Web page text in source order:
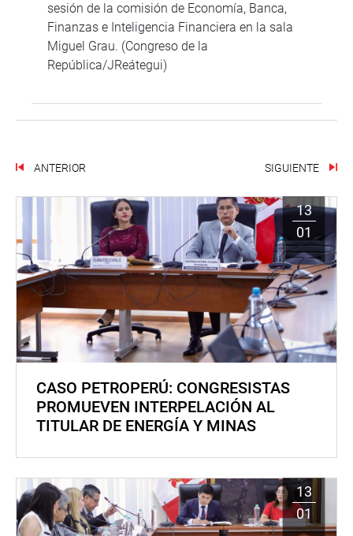
sesión de la comisión de Economía, Banca,
Finanzas e Inteligencia Financiera en la sala
Miguel Grau. (Congreso de la
República/JReátegui)
ANTERIOR SIGUIENTE
13
01
CASO PETROPERÚ: CONGRESISTAS
PROMUEVEN INTERPELACIÓN AL
TITULAR DE ENERGÍA Y MINAS
13
01